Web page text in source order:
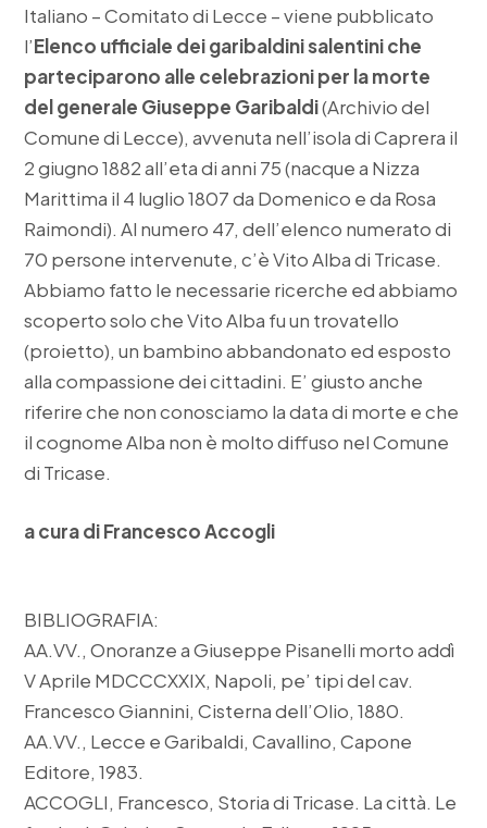
Italiano – Comitato di Lecce – viene pubblicato
l’Elenco ufficiale dei garibaldini salentini che
parteciparono alle celebrazioni per la morte
del generale Giuseppe Garibaldi(Archivio del
Comune di Lecce), avvenuta nell’isola di Caprera il
2 giugno 1882 all’eta di anni 75 (nacque a Nizza
Marittima il 4 luglio 1807 da Domenico e da Rosa
Raimondi). Al numero 47, dell’elenco numerato di
70 persone intervenute, c’è Vito Alba di Tricase.
Abbiamo fatto le necessarie ricerche ed abbiamo
scoperto solo che Vito Alba fu un trovatello
(proietto), un bambino abbandonato ed esposto
alla compassione dei cittadini. E’ giusto anche
riferire che non conosciamo la data di morte e che
il cognome Alba non è molto diffuso nel Comune
di Tricase.
a cura di Francesco Accogli
BIBLIOGRAFIA:
AA.VV., Onoranze a Giuseppe Pisanelli morto addì
V Aprile MDCCCXXIX, Napoli, pe’ tipi del cav.
Francesco Giannini, Cisterna dell’Olio, 1880.
AA.VV., Lecce e Garibaldi, Cavallino, Capone
Editore, 1983.
ACCOGLI, Francesco, Storia di Tricase. La città. Le